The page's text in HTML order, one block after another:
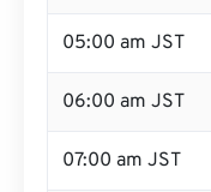
05:00 am JST
06:00 am JST
07:00 am JST